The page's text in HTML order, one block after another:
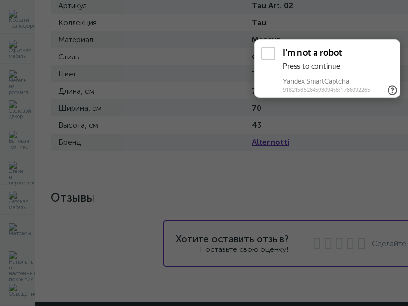
Артикул
Tau Art. 02
Коллекция
Tau
Материал
Массив
Стиль
Современный
Цвет
Темный
Длина, см
70
Ширина, см
70
Высота, см
43
Бренд
Alternotti
Отзывы
Хотите оставить отзыв?
Поставьте свою оценку!